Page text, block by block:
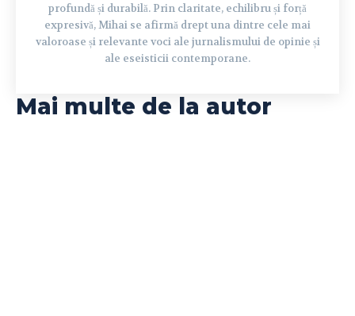
profundă și durabilă. Prin claritate, echilibru și forță
expresivă, Mihai se afirmă drept una dintre cele mai
valoroase și relevante voci ale jurnalismului de opinie și
ale eseisticii contemporane.
Mai multe de la autor